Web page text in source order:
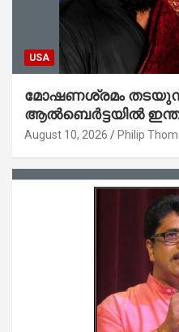
USA
മോഷണശ്രമം
ആൽബെർട്ടയിൽ
കൊല്ലപ്പെട്ടു
August 10, 2026 Philip